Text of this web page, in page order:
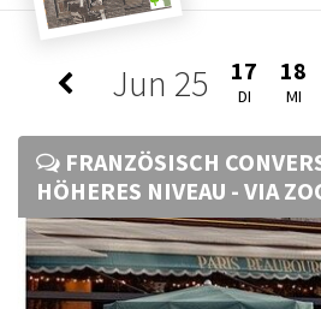
Jun 25 17
DI
18
MI
FRANZÖSISCH
HÖHERES NIVEAU - VIA